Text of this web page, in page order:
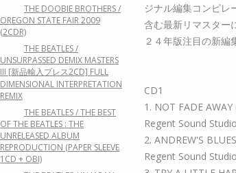
ジナル編集コンピレ
含む最新リマスター
２４年版注目の新編
CD1
1. NOT FADE
Regent Sound
2. ANDREW'S BLUES
Regent Sound
THE DOOBIE BROTHERS /
OREGON STATE FAIR 2009
(2CDR)
THE BEATLES /
UNSURPASSED DEMIX MASTERS
III [新品輸入プレス2CD] FULL
DIMENSIONAL INTERPRETATION
REMIX
THE BEATLES / THE BEST
OF THE BEATLES : THE
UNRELEASED ALBUM
REPRODUCTION (PAPER SLEEVE
1CD + OBI)